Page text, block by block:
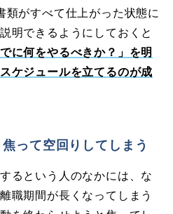
類がすべて仕上がった状態に
明できるようにしておくと
でに何をやるべきか？」を明
ケジュールを立てるのが成
って空回りしてしまう
るという人のなかには、な
職期間が長くなってしまう